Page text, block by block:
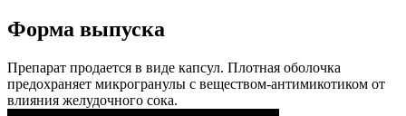
Форма выпуска
Препарат продается в виде капсул. Плотная оболочка
предохраняет микрогранулы с веществом-антимикотиком от
влияния желудочного сока.